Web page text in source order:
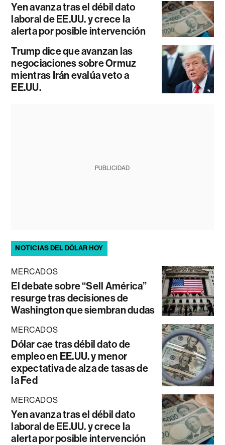
Yen avanza tras el débil dato
laboral de EE.UU. y crece la
alerta por posible intervención
Trump dice que avanzan las
negociaciones sobre Ormuz
mientras Irán evalúa veto a
EE.UU.
PUBLICIDAD
NOTICIAS DEL DÓLAR HOY
MERCADOS
El debate sobre “Sell América”
resurge tras decisiones de
Washington que siembran dudas
MERCADOS
Dólar cae tras débil dato de
empleo en EE.UU. y menor
expectativa de alza de tasas de
la Fed
MERCADOS
Yen avanza tras el débil dato
laboral de EE.UU. y crece la
alerta por posible intervención